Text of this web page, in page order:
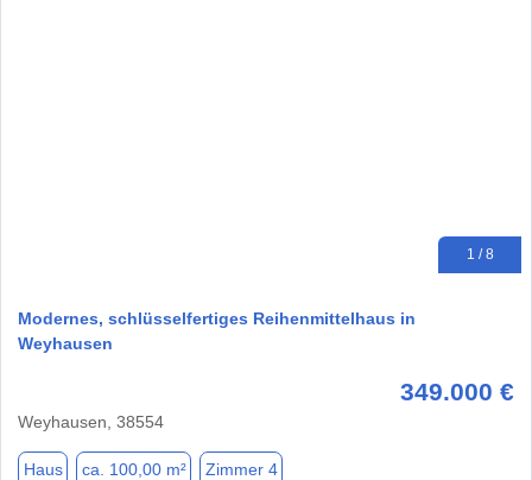
1 / 8
Modernes, schlüsselfertiges Reihenmittelhaus in
Weyhausen
349.000 €
Weyhausen, 38554
Haus ca. 100,00 m² Zimmer 4